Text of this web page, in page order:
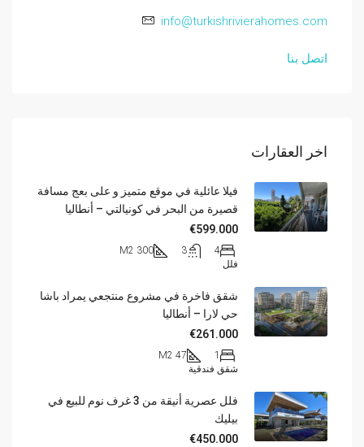
info@turkishrivierahomes.com
اتصل بنا
اخر العقارات
فيلا عائلية في موقع متميز و على بعج مسافة
قصيرة من البحر في كونيالتي – أنطاليا
€599.000
4
3
300 M2
فلل
شقق فاخرة في مشروع منتجعي يمراد باشا
حي لارا – أنطاليا
€261.000
1
47 M2
شقق فندقية
فلل عصرية أنيقة من 3 غرف نوم للبيع في
بيليك
€450.000